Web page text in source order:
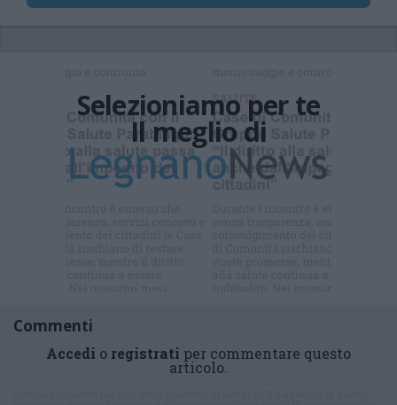
Selezioniamo per te
Il meglio di
Commenti
Accedi o registrati per commentare questo
articolo.